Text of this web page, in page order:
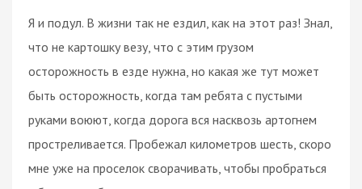
Я и подул. В жизни так не ездил, как на этот раз! Знал,
что не картошку везу, что с этим грузом
осторожность в езде нужна, но какая же тут может
быть осторожность, когда там ребята с пустыми
руками воюют, когда дорога вся насквозь артогнем
простреливается. Пробежал километров шесть, скоро
мне уже на проселок сворачивать, чтобы пробраться